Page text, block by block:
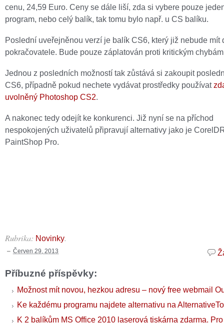
cenu, 24,59 Euro. Ceny se dále liší, zda si vybere pouze
program, nebo celý balík, tak tomu bylo např. u CS balíku.
Poslední uveřejněnou verzí je balík CS6, který již nebude mít
pokračovatele. Bude pouze záplatován proti kritickým
Jednou z posledních možností tak zůstává si zakoupit
CS6, případně pokud nechete vydávat prostředky používat
uvolněný Photoshop CS2.
A nakonec tedy odejít ke konkurenci. Již nyní se na příchod
nespokojených uživatelů připravují alternativy jako je
PaintShop Pro.
Rubrika: Novinky.
Červen 29, 2013
Příbuzné příspěvky:
Možnost mít novou, hezkou adresu – nový free webmail
Ke každému programu najdete alternativu na
K 2 balíkům MS Office 2010 laserová tiskárna zdarma.